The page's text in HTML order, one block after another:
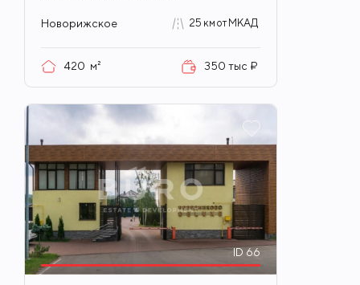
Новорижское 25 км от МКАД
420 м² 350 тыс ₽
ID 66